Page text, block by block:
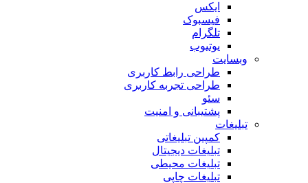
ایکس
فیسبوک
تلگرام
یوتیوب
وبسایت
طراحی رابط کاربری
طراحی تجربه کاربری
سئو
پشتیبانی و امنیت
تبلیغات
کمپین تبلیغاتی
تبلیغات دیجیتال
تبلیغات محیطی
تبلیغات چاپی